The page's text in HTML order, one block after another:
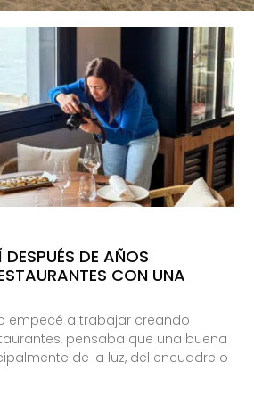
DE AÑOS
CON UNA
empecé a trabajar creando
pensaba que una buena
de la luz, del encuadre o